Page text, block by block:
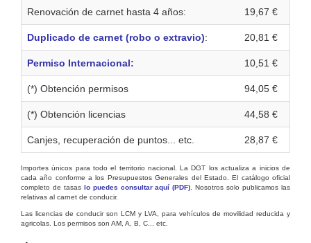
Renovación de carnet hasta 4 años: 19,67 €
Duplicado de carnet (robo o extravio): 20,81 €
Permiso Internacional: 10,51 €
(*) Obtención permisos 94,05 €
(*) Obtención licencias 44,58 €
Canjes, recuperación de puntos... etc. 28,87 €
Importes únicos para todo el territorio nacional. La DGT los actualiza a inicios de
cada año conforme a los Presupuestos Generales del Estado. El catálogo oficial
completo de tasas lo puedes consultar aquí (PDF) . Nosotros solo publicamos las
relativas al carnet de conducir.
Las licencias de conducir son LCM y LVA, para vehículos de movilidad reducida y
agricolas. Los permisos son AM, A, B, C... etc.